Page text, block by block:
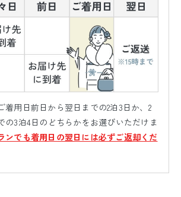
着用日前日から翌日までの2泊3日か、2
の3泊4日のどちらかをお選びいただけま
ンでも着用日の翌日には必ずご返却くだ